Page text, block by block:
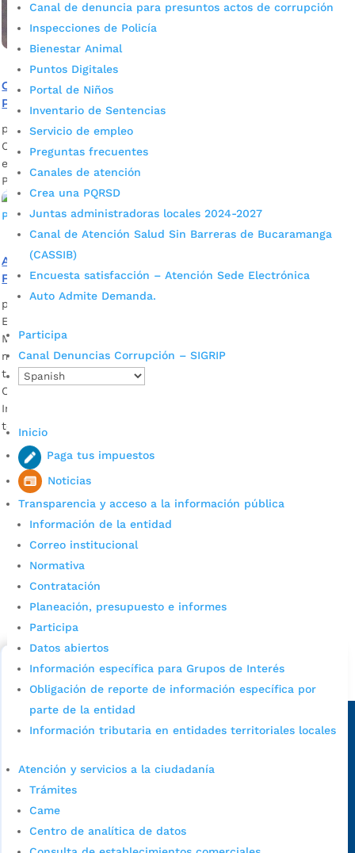
Canal de denuncia para presuntos actos de corrupción
Inspecciones de Policía
Bienestar Animal
Puntos Digitales
Portal de Niños
Inventario de Sentencias
Servicio de empleo
Preguntas frecuentes
Canales de atención
Crea una PQRSD
Juntas administradoras locales 2024-2027
Canal de Atención Salud Sin Barreras de Bucaramanga
(CASSIB)
Encuesta satisfacción – Atención Sede Electrónica
Auto Admite Demanda.
Participa
Canal Denuncias Corrupción – SIGRIP
Inicio
Paga tus impuestos
Noticias
Transparencia y acceso a la información pública
Información de la entidad
Correo institucional
Normativa
Contratación
Planeación, presupuesto e informes
Participa
Datos abiertos
Información específica para Grupos de Interés
Obligación de reporte de información específica por
parte de la entidad
Información tributaria en entidades territoriales locales
Atención y servicios a la ciudadanía
Trámites
Came
Centro de analítica de datos
Con la iniciativa ‘Pinta Joven, Pinta Paz’ se transforma el
Parque Extremo del barrio San Martín
por Félix Guillermo Cristancho García
Con el suministro de los materiales y el apoyo técnicos,
entre otros aspectos, se logró pintar el Skate Park del
Parque Extremo.
Alcaldía de Bucaramanga ganó concurso de la
Fundación Pintuco que rehabilitará el Parque Extremo
por Alcaldía de Bucaramanga
El equipo del Taller de Arquitectura de la Administración
Municipal, con el apoyo de colectivos juveniles, logró, entre
más de 100 participantes, el premio que permitirá una
transformación de calidad en este escenario ubicado en la
Comuna 9. Descargue audio: Iván Vargas, secretario de
Infraestructura El suministro de los materiales y el apoyo
técnicos, […]
Cupos Escolares Bucaramanga 2022
Consulta aqui los pasos para inscribirse y solicitar un
cupo escolar en los colegios oficiales de
Bucaramanga.
Alcaldía de Bucaramanga
Sede principal